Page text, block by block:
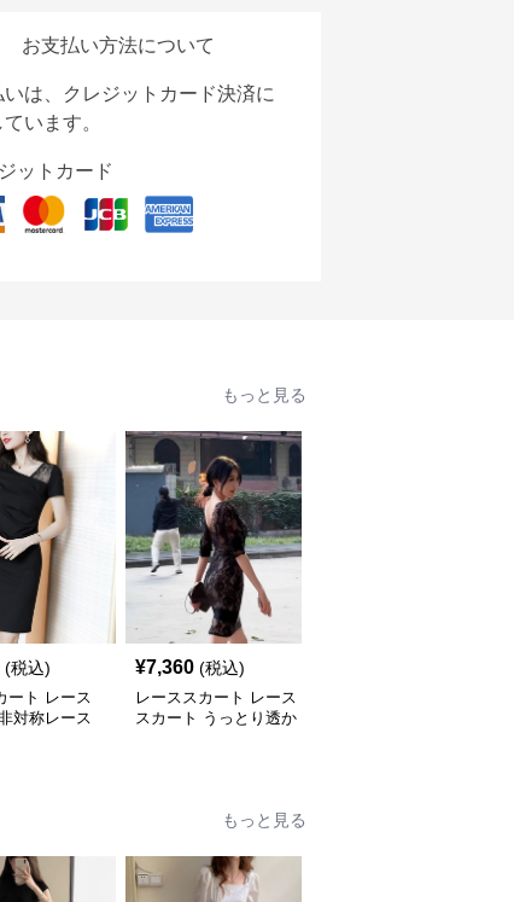
お支払い方法について
いは、クレジットカード決済に
います。
ットカード
もっと見る
(税込)
ート レース
対称レース
¥7,360 (税込)
レーススカート レース
スカート うっとり透か
もっと見る